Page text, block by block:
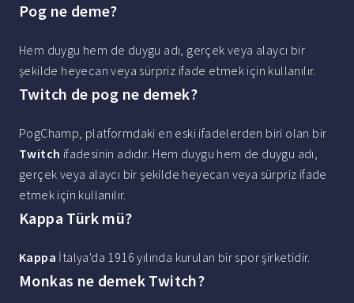
Pog ne deme?
Hem duygu hem de duygu adı, gerçek veya alaycı bir
şekilde heyecan veya sürpriz ifade etmek için kullanılır.
Twitch de pog ne demek?
PogChamp, platformdaki en eski ifadelerden biri olan bir
Twitch ifadesinin adıdır. Hem duygu hem de duygu adı,
gerçek veya alaycı bir şekilde heyecan veya sürpriz ifade
etmek için kullanılır.
Kappa Türk mü?
Kappa İtalya'da 1916 yılında kurulan bir spor şirketidir.
Monkas ne demek Twitch?